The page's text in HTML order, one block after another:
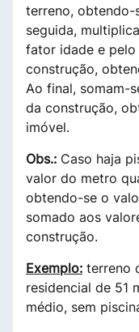
terreno, obtendo-
seguida,
fator idade e
construção,
Ao final, somam-
da construção,
imóvel.
Obs.: Caso haja
valor do metro
obtendo-se o
somado aos
construção.
Exemplo: terreno
residencial de 51
médio, sem